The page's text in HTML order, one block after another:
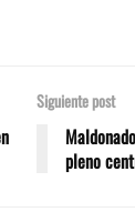
Siguiente post
pleno